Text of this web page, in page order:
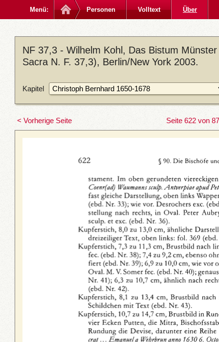
Menü: Personen Volltext Über
NF 37,3 - Wilhelm Kohl, Das Bistum
Sacra N. F. 37,3), Berlin/New York 2003.
Kapitel
< Vorherige Seite Seite 622 von